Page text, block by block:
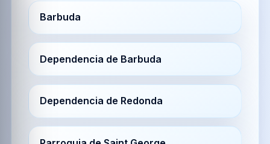
Barbuda
Dependencia de Barbuda
Dependencia de Redonda